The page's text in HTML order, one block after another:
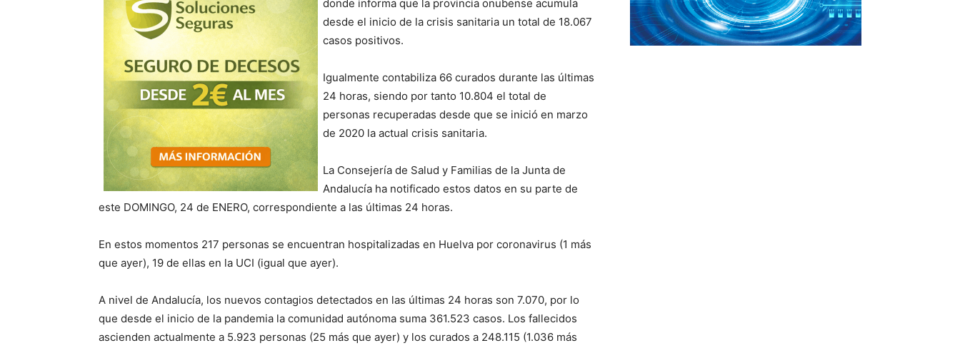
donde informa que la provincia onubense acumula
desde el inicio de la crisis sanitaria un total de 18.067
casos positivos.
Igualmente contabiliza 66 curados durante las últimas
24 horas, siendo por tanto 10.804 el total de
personas recuperadas desde que se inició en marzo
de 2020 la actual crisis sanitaria.
La Consejería de Salud y Familias de la Junta de
Andalucía ha notificado estos datos en su parte de
este DOMINGO, 24 de ENERO, correspondiente a las últimas 24 horas.
En estos momentos 217 personas se encuentran hospitalizadas en Huelva por coronavirus (1 más
que ayer), 19 de ellas en la UCI (igual que ayer).
A nivel de Andalucía, los nuevos contagios detectados en las últimas 24 horas son 7.070, por lo
que desde el inicio de la pandemia la comunidad autónoma suma 361.523 casos. Los fallecidos
ascienden actualmente a 5.923 personas (25 más que ayer) y los curados a 248.115 (1.036 más